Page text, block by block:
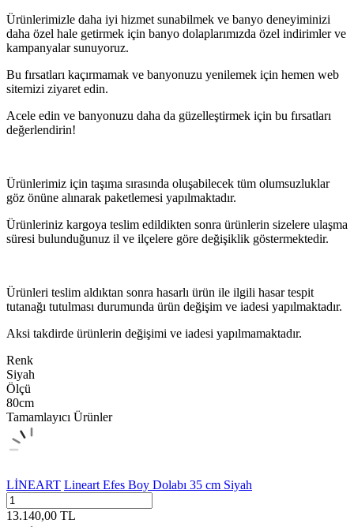
Ürünlerimizle daha iyi hizmet sunabilmek ve banyo deneyiminizi
daha özel hale getirmek için banyo dolaplarımızda özel indirimler ve
kampanyalar sunuyoruz.
Bu fırsatları kaçırmamak ve banyonuzu yenilemek için hemen web
sitemizi ziyaret edin.
Acele edin ve banyonuzu daha da güzelleştirmek için bu fırsatları
değerlendirin!
Ürünlerimiz için taşıma sırasında oluşabilecek tüm olumsuzluklar
göz önüne alınarak paketlemesi yapılmaktadır.
Ürünleriniz kargoya teslim edildikten sonra ürünlerin sizelere ulaşma
süresi bulunduğunuz il ve ilçelere göre değişiklik göstermektedir.
Ürünleri teslim aldıktan sonra hasarlı ürün ile ilgili hasar tespit
tutanağı tutulması durumunda ürün değişim ve iadesi yapılmaktadır.
Aksi takdirde ürünlerin değişimi ve iadesi yapılmamaktadır.
Renk
Siyah
Ölçü
80cm
Tamamlayıcı Ürünler
LİNEART Lineart Efes Boy Dolabı 35 cm Siyah
13.140,00 TL